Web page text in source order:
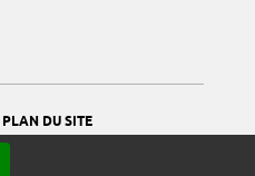
PLAN DU SITE